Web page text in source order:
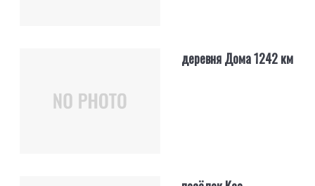
деревня Дома 1242 км